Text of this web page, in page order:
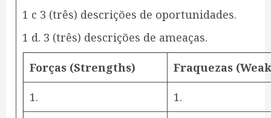
​1 c 3 (três) descrições de oportunidades.
​1 d. 3 (três) descrições de ameaças.
Forças (Strengths) Fraquezas
1. 1.